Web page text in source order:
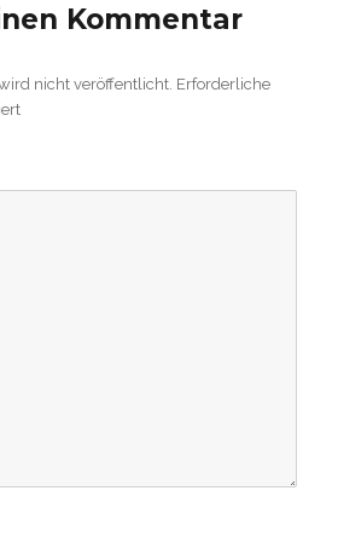
Kommentar
nicht veröffentlicht. Erforderliche